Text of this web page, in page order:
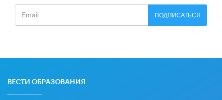
ПОДПИСАТЬСЯ
ВЕСТИ ОБРАЗОВАНИЯ